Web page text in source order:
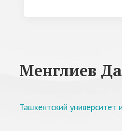
Менглиев
Ташкентский